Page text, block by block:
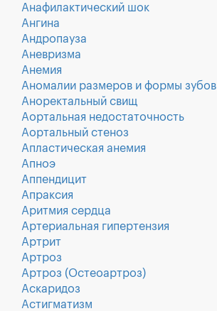
Анафилактический шок
Ангина
Андропауза
Аневризма
Анемия
Аномалии размеров и формы зубов
Аноректальный свищ
Аортальная недостаточность
Аортальный стеноз
Апластическая анемия
Апноэ
Аппендицит
Апраксия
Аритмия сердца
Артериальная гипертензия
Артрит
Артроз
Артроз (Остеоартроз)
Аскаридоз
Астигматизм